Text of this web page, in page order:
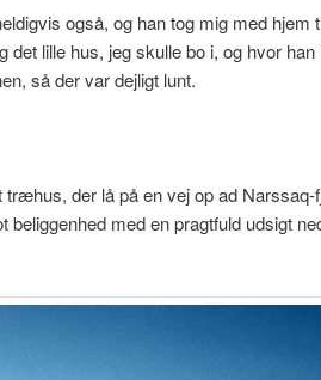
også, og han tog mig med hjem
det lille hus, jeg skulle bo i, og hvor
så der var dejligt lunt.
træhus, der lå på en vej op ad Narssaq-
beliggenhed med en pragtfuld udsigt